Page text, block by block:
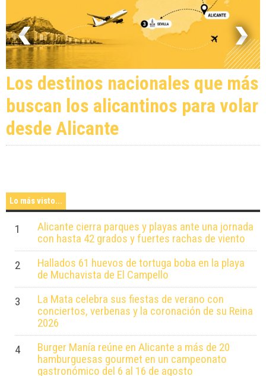
Educación instala placas fotovoltaicas y
renueva las ventanas de la Escuela de Arte y
Superior de Diseño de Alicante